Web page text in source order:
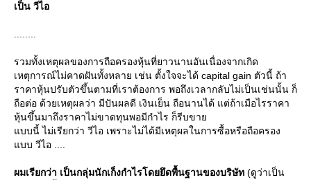
เป็น วีไอ
รวมทั้งเหตุผลของการถือครองหุ้นที่ยาวนานอันเนื่องจากเกิด
เหตุการณ์ไม่คาดฝันทั้งหลาย เช่น ตั้งใจจะได้ capital gain ตัวนี้ ถ้า
ราคาหุ้นปรับตัวขึ้นตามที่เราต้องการ พอถึงเวลากลับไม่เป็นเช่นนั้น ก็
ถือต่อ ด้วยเหตุผลว่า มีปันผลดี เงินเย็น ถือนานได้ แต่ถ้าเมือไรราคา
หุ้นขึ้นมาถึงราคาไม่ขาดทุนพอมีกำไร ก็รีบขา
บบนี้ ไม่เรียกว่า วีไอ เพราะไม่ได้มีเหตุผลในการซื้อหรือถือครอง
บบ วีไอ ....
ผมเรียกว่า เป็นกลุ่มนักเก็งกำไรโดยยึดพื้นฐานของบริษัท (ดูว่าเป็น